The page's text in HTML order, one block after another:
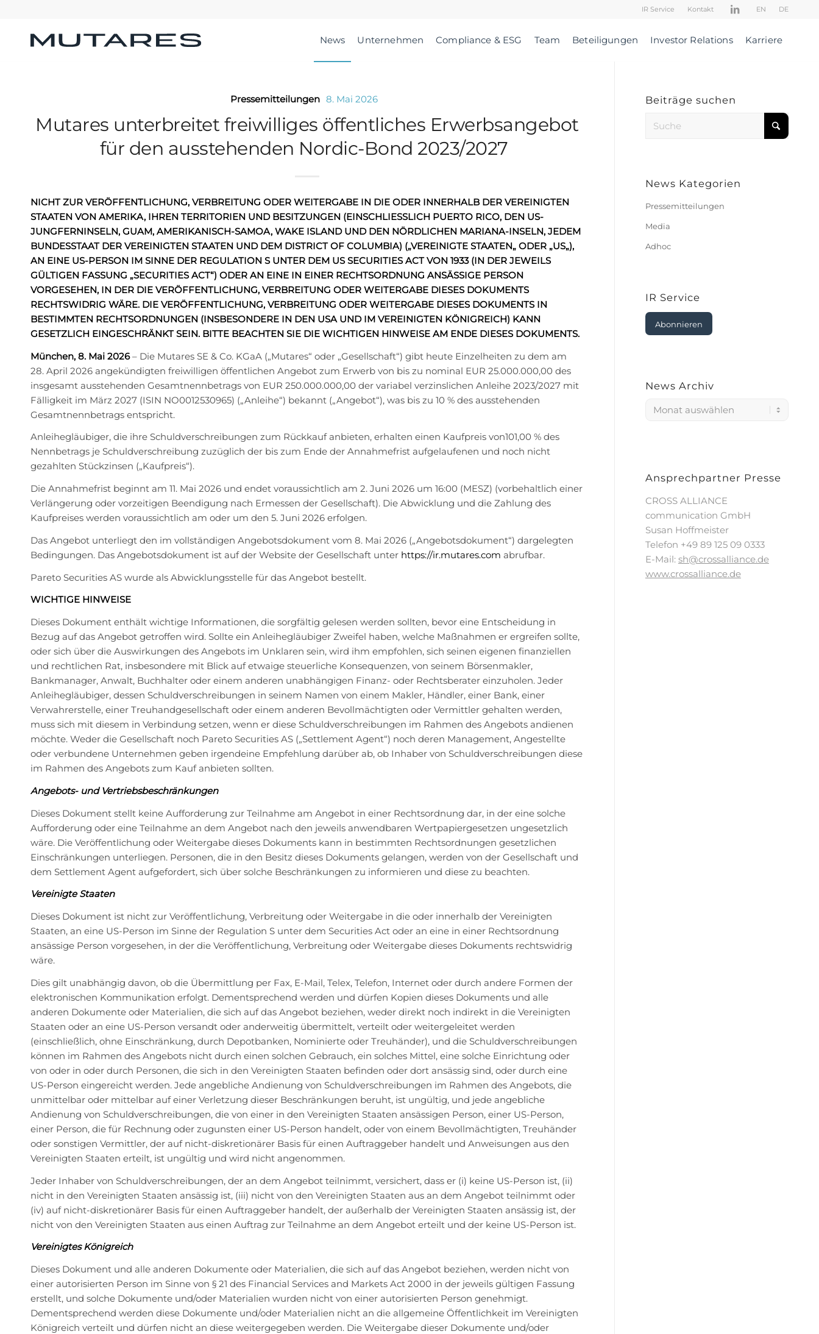
IR Service Kontakt EN DE
News Unternehmen Compliance & ESG Team Beteiligungen Investor Relations Karriere
Pressemitteilungen 8. Mai 2026
Mutares unterbreitet freiwilliges öffentliches Erwerbsangebot
für den ausstehenden Nordic-Bond 2023/2027
NICHT ZUR VERÖFFENTLICHUNG, VERBREITUNG ODER WEITERGABE IN DIE ODER INNERHALB DER VEREINIGTEN
STAATEN VON AMERIKA, IHREN TERRITORIEN UND BESITZUNGEN (EINSCHLIESSLICH PUERTO RICO, DEN US-
JUNGFERNINSELN, GUAM, AMERIKANISCH-SAMOA, WAKE ISLAND UND DEN NÖRDLICHEN MARIANA-INSELN, JEDEM
BUNDESSTAAT DER VEREINIGTEN STAATEN UND DEM DISTRICT OF COLUMBIA) („VEREINIGTE STAATEN„ ODER „US„),
AN EINE US-PERSON IM SINNE DER REGULATION S UNTER DEM US SECURITIES ACT VON 1933 (IN DER JEWEILS
GÜLTIGEN FASSUNG „SECURITIES ACT“) ODER AN EINE IN EINER RECHTSORDNUNG ANSÄSSIGE PERSON
VORGESEHEN, IN DER DIE VERÖFFENTLICHUNG, VERBREITUNG ODER WEITERGABE DIESES DOKUMENTS
RECHTSWIDRIG WÄRE. DIE VERÖFFENTLICHUNG, VERBREITUNG ODER WEITERGABE DIESES DOKUMENTS IN
BESTIMMTEN RECHTSORDNUNGEN (INSBESONDERE IN DEN USA UND IM VEREINIGTEN KÖNIGREICH) KANN
GESETZLICH EINGESCHRÄNKT SEIN. BITTE BEACHTEN SIE DIE WICHTIGEN HINWEISE AM ENDE DIESES DOKUMENTS.
München, 8. Mai 2026– Die Mutares SE & Co. KGaA („Mutares“ oder „Gesellschaft“) gibt heute Einzelheiten zu dem am
28. April 2026 angekündigten freiwilligen öffentlichen Angebot zum Erwerb von bis zu nominal EUR 25.000.000,00 des
insgesamt ausstehenden Gesamtnennbetrags von EUR 250.000.000,00 der variabel verzinslichen Anleihe 2023/2027 mit
Fälligkeit im März 2027 (ISIN NO0012530965) („Anleihe“) bekannt („Angebot“), was bis zu 10 % des ausstehenden
Gesamtnennbetrags entspricht.
Anleihegläubiger, die ihre Schuldverschreibungen zum Rückkauf anbieten, erhalten einen Kaufpreis von101,00 % des
Nennbetrags je Schuldverschreibung zuzüglich der bis zum Ende der Annahmefrist aufgelaufenen und noch nicht
gezahlten Stückzinsen („Kaufpreis“).
Die Annahmefrist beginnt am 11. Mai 2026 und endet voraussichtlich am 2. Juni 2026 um 16:00 (MESZ) (vorbehaltlich einer
Verlängerung oder vorzeitigen Beendigung nach Ermessen der Gesellschaft). Die Abwicklung und die Zahlung des
Kaufpreises werden voraussichtlich am oder um den 5. Juni 2026 erfolgen.
Das Angebot unterliegt den im vollständigen Angebotsdokument vom 8. Mai 2026 („Angebotsdokument“) dargelegten
Bedingungen. Das Angebotsdokument ist auf der Website der Gesellschaft unter https://ir.mutares.com abrufbar.
Pareto Securities AS wurde als Abwicklungsstelle für das Angebot bestellt.
WICHTIGE HINWEISE
Dieses Dokument enthält wichtige Informationen, die sorgfältig gelesen werden sollten, bevor eine Entscheidung in
Bezug auf das Angebot getroffen wird. Sollte ein Anleihegläubiger Zweifel haben, welche Maßnahmen er ergreifen sollte,
oder sich über die Auswirkungen des Angebots im Unklaren sein, wird ihm empfohlen, sich seinen eigenen finanziellen
und rechtlichen Rat, insbesondere mit Blick auf etwaige steuerliche Konsequenzen, von seinem Börsenmakler,
Bankmanager, Anwalt, Buchhalter oder einem anderen unabhängigen Finanz- oder Rechtsberater einzuholen. Jeder
Anleihegläubiger, dessen Schuldverschreibungen in seinem Namen von einem Makler, Händler, einer Bank, einer
Verwahrerstelle, einer Treuhandgesellschaft oder einem anderen Bevollmächtigten oder Vermittler gehalten werden,
muss sich mit diesem in Verbindung setzen, wenn er diese Schuldverschreibungen im Rahmen des Angebots andienen
möchte. Weder die Gesellschaft noch Pareto Securities AS („Settlement Agent“) noch deren Management, Angestellte
oder verbundene Unternehmen geben irgendeine Empfehlung darüber ab, ob Inhaber von Schuldverschreibungen diese
im Rahmen des Angebots zum Kauf anbieten sollten.
Angebots- und Vertriebsbeschränkungen
Dieses Dokument stellt keine Aufforderung zur Teilnahme am Angebot in einer Rechtsordnung dar, in der eine solche
Aufforderung oder eine Teilnahme an dem Angebot nach den jeweils anwendbaren Wertpapiergesetzen ungesetzlich
wäre. Die Veröffentlichung oder Weitergabe dieses Dokuments kann in bestimmten Rechtsordnungen gesetzlichen
Einschränkungen unterliegen. Personen, die in den Besitz dieses Dokuments gelangen, werden von der Gesellschaft und
dem Settlement Agent aufgefordert, sich über solche Beschränkungen zu informieren und diese zu beachten.
Vereinigte Staaten
Dieses Dokument ist nicht zur Veröffentlichung, Verbreitung oder Weitergabe in die oder innerhalb der Vereinigten
Staaten, an eine US-Person im Sinne der Regulation S unter dem Securities Act oder an eine in einer Rechtsordnung
ansässige Person vorgesehen, in der die Veröffentlichung, Verbreitung oder Weitergabe dieses Dokuments rechtswidrig
wäre.
Dies gilt unabhängig davon, ob die Übermittlung per Fax, E-Mail, Telex, Telefon, Internet oder durch andere Formen der
elektronischen Kommunikation erfolgt. Dementsprechend werden und dürfen Kopien dieses Dokuments und alle
anderen Dokumente oder Materialien, die sich auf das Angebot beziehen, weder direkt noch indirekt in die Vereinigten
Staaten oder an eine US-Person versandt oder anderweitig übermittelt, verteilt oder weitergeleitet werden
(einschließlich, ohne Einschränkung, durch Depotbanken, Nominierte oder Treuhänder), und die Schuldverschreibungen
können im Rahmen des Angebots nicht durch einen solchen Gebrauch, ein solches Mittel, eine solche Einrichtung oder
von oder in oder durch Personen, die sich in den Vereinigten Staaten befinden oder dort ansässig sind, oder durch eine
US-Person eingereicht werden. Jede angebliche Andienung von Schuldverschreibungen im Rahmen des Angebots, die
unmittelbar oder mittelbar auf einer Verletzung dieser Beschränkungen beruht, ist ungültig, und jede angebliche
Andienung von Schuldverschreibungen, die von einer in den Vereinigten Staaten ansässigen Person, einer US-Person,
einer Person, die für Rechnung oder zugunsten einer US-Person handelt, oder von einem Bevollmächtigten, Treuhänder
oder sonstigen Vermittler, der auf nicht-diskretionärer Basis für einen Auftraggeber handelt und Anweisungen aus den
Vereinigten Staaten erteilt, ist ungültig und wird nicht angenommen.
Jeder Inhaber von Schuldverschreibungen, der an dem Angebot teilnimmt, versichert, dass er (i) keine US-Person ist, (ii)
nicht in den Vereinigten Staaten ansässig ist, (iii) nicht von den Vereinigten Staaten aus an dem Angebot teilnimmt oder
(iv) auf nicht-diskretionärer Basis für einen Auftraggeber handelt, der außerhalb der Vereinigten Staaten ansässig ist, der
nicht von den Vereinigten Staaten aus einen Auftrag zur Teilnahme an dem Angebot erteilt und der keine US-Person ist.
Vereinigtes Königreich
Dieses Dokument und alle anderen Dokumente oder Materialien, die sich auf das Angebot beziehen, werden nicht von
einer autorisierten Person im Sinne von § 21 des Financial Services and Markets Act 2000 in der jeweils gültigen Fassung
erstellt, und solche Dokumente und/oder Materialien wurden nicht von einer autorisierten Person genehmigt.
Dementsprechend werden diese Dokumente und/oder Materialien nicht an die allgemeine Öffentlichkeit im Vereinigten
Königreich verteilt und dürfen nicht an diese weitergegeben werden. Die Weitergabe dieser Dokumente und/oder
Beiträge suchen
News Kategorien
Pressemitteilungen
Media
Adhoc
IR Service
Abonnieren
News Archiv
Ansprechpartner Presse
CROSS ALLIANCE
communication GmbH
Susan Hoffmeister
Telefon +49 89 125 09 0333
E-Mail: sh@crossalliance.de
www.crossalliance.de